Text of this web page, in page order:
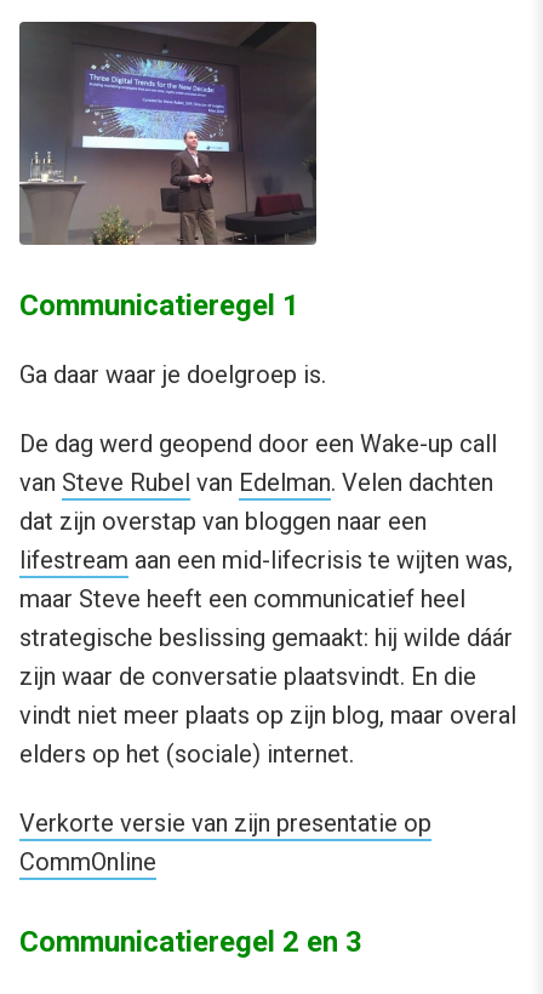
Communicatieregel 1
Ga daar waar je doelgroep is.
De dag werd geopend door een Wake-up call
van Steve Rubel van Edelman. Velen dachten
dat zijn overstap van bloggen naar een
lifestream aan een mid-lifecrisis te wijten was,
maar Steve heeft een communicatief heel
strategische beslissing gemaakt: hij wilde dáár
zijn waar de conversatie plaatsvindt. En die
vindt niet meer plaats op zijn blog, maar overal
elders op het (sociale) internet.
Verkorte versie van zijn presentatie op
CommOnline
Communicatieregel 2 en 3